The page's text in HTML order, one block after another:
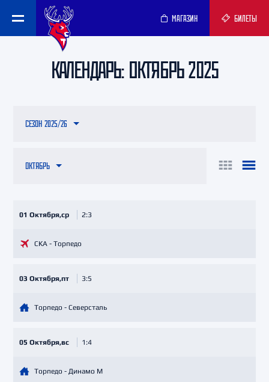
МАГАЗИН БИЛЕТЫ
КАЛЕНДАРЬ: ОКТЯБРЬ 2025
ОКТЯБРЬ
СЕЗОН 2025/26
01 Октября,ср 2:3
СКА - Торпедо
03 Октября,пт 3:5
Торпедо - Северсталь
05 Октября,вс 1:4
Торпедо - Динамо М